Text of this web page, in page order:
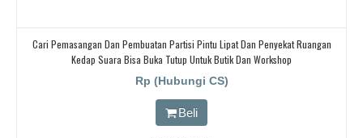
Cari Pemasangan Dan Pembuatan Partisi Pintu Lipat Dan Penyekat Ruangan
Kedap Suara Bisa Buka Tutup Untuk Butik Dan Workshop
Rp (Hubungi CS)
Beli